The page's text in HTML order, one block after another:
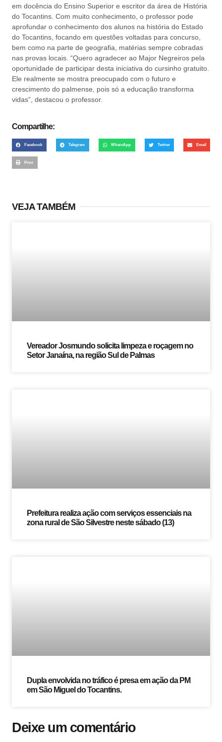
em docência do Ensino Superior e escritor da área de História
do Tocantins. Com muito conhecimento, o professor pode
aprofundar o conhecimento dos alunos na história do Estado
do Tocantins, focando em questões voltadas para concurso,
bem como na parte de geografia, matérias sempre cobradas
nas provas locais. “Quero agradecer ao Major Negreiros pela
oportunidade de participar desta iniciativa do cursinho gratuito.
Ele realmente se mostra preocupado com o futuro e
crescimento do palmense, pois só a educação transforma
vidas”, destacou o professor.
Compartilhe:
Facebook Telegram WhatsApp Twitter Email
Print
VEJA TAMBÉM
Vereador Josmundo solicita limpeza e roçagem no
Setor Janaína, na região Sul de Palmas
Prefeitura realiza ação com serviços essenciais na
zona rural de São Silvestre neste sábado (13)
Dupla envolvida no tráfico é presa em ação da PM
em São Miguel do Tocantins.
Deixe um comentário